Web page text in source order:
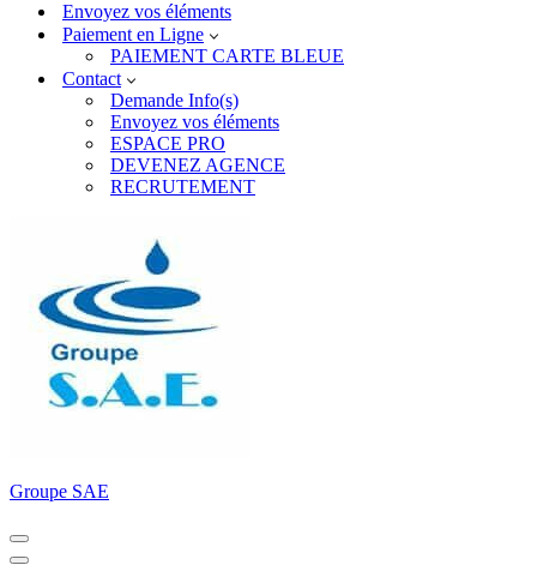
Envoyez vos éléments
Paiement en Ligne
PAIEMENT CARTE BLEUE
Contact
Demande Info(s)
Envoyez vos éléments
ESPACE PRO
DEVENEZ AGENCE
RECRUTEMENT
Groupe SAE
Menu
de
Menu